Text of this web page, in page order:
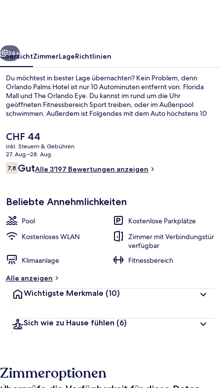
Weiter
34+
ÜbersichtZimmerLageRichtlinien
Du möchtest in bester Lage übernachten? Kein Problem, denn
Orlando Palms Hotel ist nur 10 Autominuten entfernt von: Florida
Mall und The Orlando Eye. Du kannst im rund um die Uhr
geöffneten Fitnessbereich Sport treiben, oder im Außenpool
schwimmen. Außerdem ist Folgendes mit dem Auto höchstens 10
Convention Center. Anderen Reisenden gefallen das hilfsbereite
Personal und die Lage sehr gut.
Der
aktuelle
Preis
beträgt
CHF 44.
CHF 44
inkl. Steuern & Gebühren
27. Aug.–28. Aug.
Bewertungen
7,87,8 von 10.
GutAlle 3'197 Bewertungen anzeigen
Beliebte Annehmlichkeiten
Pool
Kostenlose Parkplätze
Kostenloses WLAN
Zimmer mit Verbindungstür
verfügbar
Klimaanlage
Fitnessbereich
Alle anzeigen
Wichtigste Merkmale (10)
Sich wie zu Hause fühlen (6)
Zimmeroptionen